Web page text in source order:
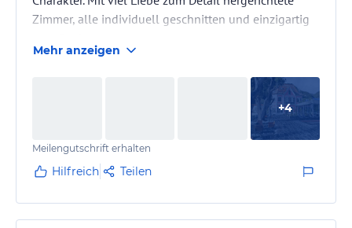
Zimmer, alle individuell geschnitten und einzigartig
Mehr anzeigen
+4
Meilengutschrift erhalten
Hilfreich Teilen